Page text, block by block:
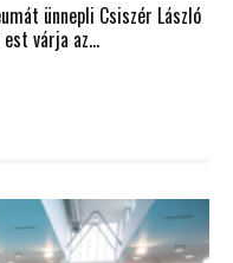
ünnepli Csiszér László
várja az...